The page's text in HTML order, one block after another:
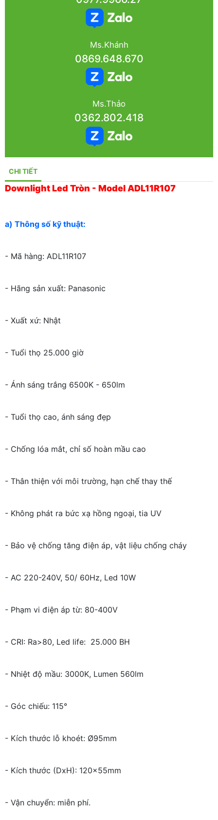
Ms.Khánh
0869.648.670
Ms.Thảo
0362.802.418
CHI TIẾT
Downlight Led Tròn - Model ADL11R107
a) Thông số kỹ thuật:
- Mã hàng: ADL11R107
- Hãng sản xuất: Panasonic
- Xuất xứ: Nhật
- Tuổi thọ 25.000 giờ
- Ánh sáng trắng 6500K - 650lm
- Tuổi thọ cao, ánh sáng đẹp
- Chống lóa mắt, chỉ số hoàn mầu cao
- Thân thiện với môi trường, hạn chế thay thế
- Không phát ra bức xạ hồng ngoại, tia UV
- Bảo vệ chống tăng điện áp, vật liệu chống cháy
- AC 220-240V, 50/ 60Hz, Led 10W
- Phạm vi điện áp từ: 80-400V
- CRI: Ra>80, Led life: 25.000 BH
- Nhiệt độ mầu: 3000K, Lumen 560lm
- Góc chiếu: 115°
- Kích thước lỗ khoét: Ø95mm
- Kích thước (DxH): 120x55mm
- Vận chuyển: miễn phí.